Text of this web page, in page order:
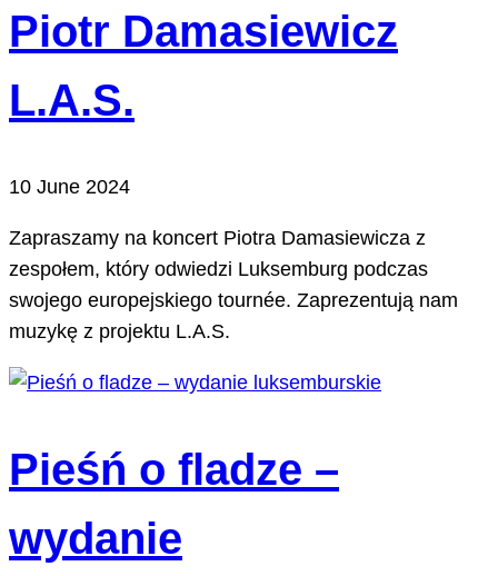
Piotr Damasiewicz
L.A.S.
10 June 2024
Zapraszamy na koncert Piotra Damasiewicza z
zespołem, który odwiedzi Luksemburg podczas
swojego europejskiego tournée. Zaprezentują nam
muzykę z projektu L.A.S.
Pieśń o fladze –
wydanie